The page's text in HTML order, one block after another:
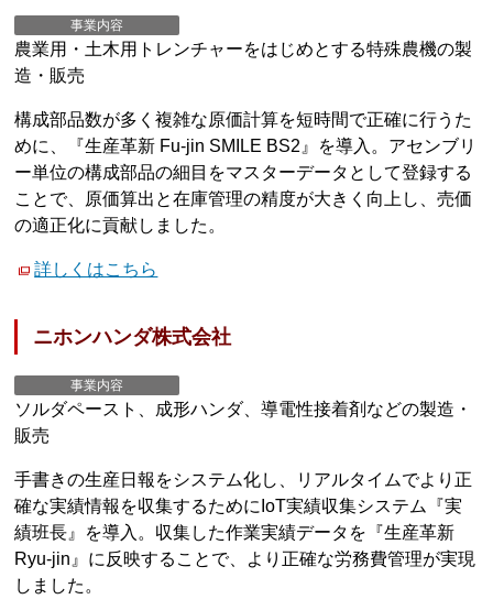
事業内容
農業用・土木用トレンチャーをはじめとする特殊農機の製
造・販売
構成部品数が多く複雑な原価計算を短時間で正確に行うた
めに、『生産革新 Fu-jin SMILE BS2』を導入。アセンブリ
ー単位の構成部品の細目をマスターデータとして登録する
ことで、原価算出と在庫管理の精度が大きく向上し、売価
の適正化に貢献しました。
詳しくはこちら
ニホンハンダ株式会社
事業内容
ソルダペースト、成形ハンダ、導電性接着剤などの製造・
販売
手書きの生産日報をシステム化し、リアルタイムでより正
確な実績情報を収集するためにIoT実績収集システム『実
績班長』を導入。収集した作業実績データを『生産革新
Ryu-jin』に反映することで、より正確な労務費管理が実現
しました。